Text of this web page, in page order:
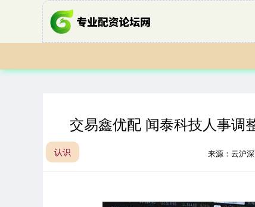
交易鑫优配 闻泰科技人事调
认识 来源：云沪